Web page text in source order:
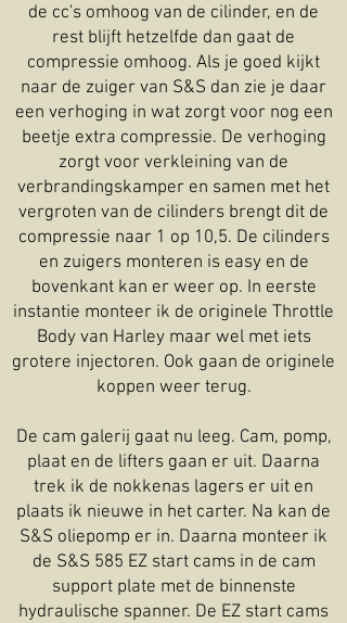
de cc's omhoog van de cilinder, en de
rest blijft hetzelfde dan gaat de
compressie omhoog. Als je goed kijkt
naar de zuiger van S&S dan zie je daar
een verhoging in wat zorgt voor nog een
beetje extra compressie. De verhoging
zorgt voor verkleining van de
verbrandingskamper en samen met het
vergroten van de cilinders brengt dit de
compressie naar 1 op 10,5. De cilinders
en zuigers monteren is easy en de
bovenkant kan er weer op. In eerste
instantie monteer ik de originele Throttle
Body van Harley maar wel met iets
grotere injectoren. Ook gaan de originele
koppen weer terug.
De cam galerij gaat nu leeg. Cam, pomp,
plaat en de lifters gaan er uit. Daarna
trek ik de nokkenas lagers er uit en
plaats ik nieuwe in het carter. Na kan de
S&S oliepomp er in. Daarna monteer ik
de S&S 585 EZ start cams in de cam
support plate met de binnenste
hydraulische spanner. De EZ start cams